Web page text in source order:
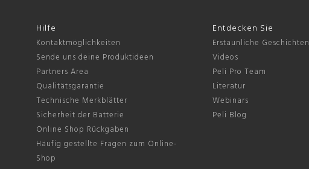
Hilfe
Kontaktmöglichkeiten
Sende uns deine Produktideen
Partners Area
Qualitätsgarantie
Technische Merkblätter
Sicherheit der Batterie
Online Shop Rückgaben
Häufig gestellte Fragen zum Online-
Shop
Entdecken Sie
Erstaunliche Geschichten
Videos
Peli Pro Team
Literatur
Webinars
Peli Blog